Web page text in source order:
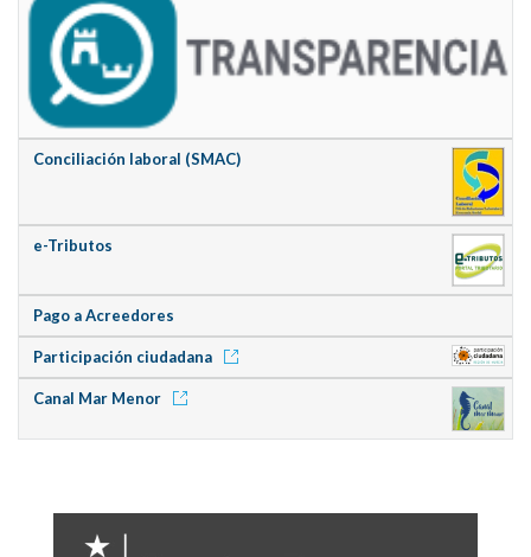
Conciliación laboral (SMAC)
e-Tributos
Pago a Acreedores
Participación ciudadana
Canal Mar Menor